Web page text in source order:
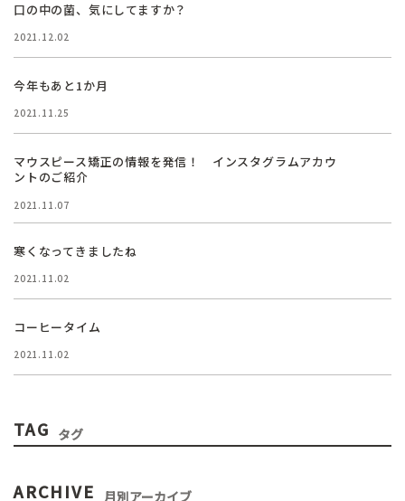
口の中の菌、気にしてますか？
2021.12.02
今年もあと1か月
2021.11.25
マウスピース矯正の情報を発信！ インスタグラムアカウ
ントのご紹介
2021.11.07
寒くなってきましたね
2021.11.02
コーヒータイム
2021.11.02
TAG タグ
ARCHIVE 月別アーカイブ